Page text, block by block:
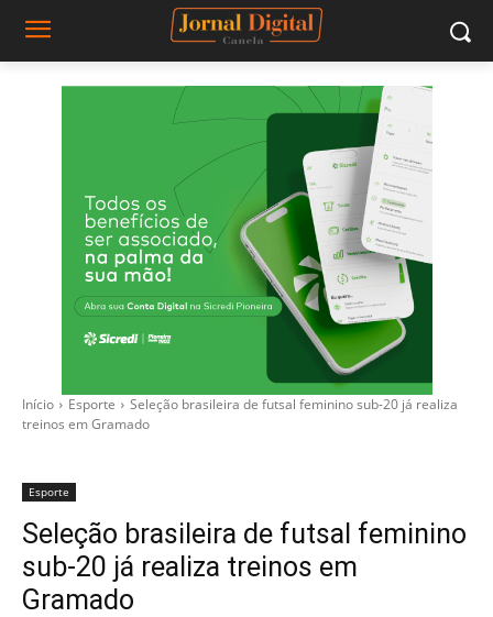
Início Esporte
Seleção brasileira de futsal feminino sub-20 já realiza
treinos em Gramado
Esporte
Seleção brasileira de futsal feminino
sub-20 já realiza treinos em
Gramado